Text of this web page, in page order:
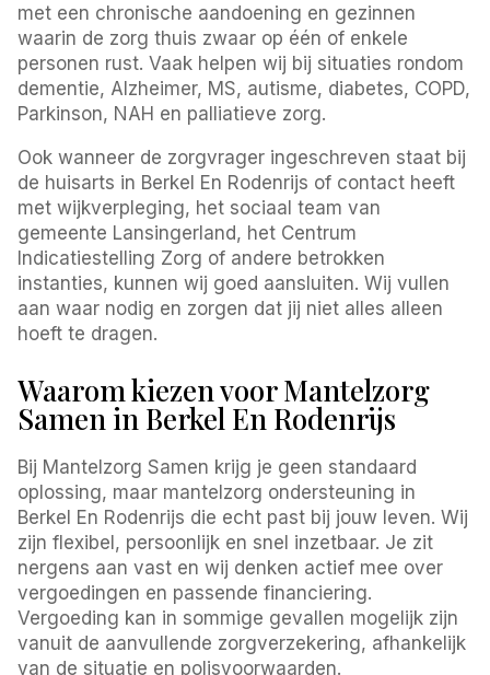
met een chronische aandoening en gezinnen
waarin de zorg thuis zwaar op één of enkele
personen rust. Vaak helpen wij bij situaties rondom
dementie, Alzheimer, MS, autisme, diabetes, COPD,
Parkinson, NAH en palliatieve zorg.
Ook wanneer de zorgvrager ingeschreven staat bij
de huisarts in Berkel En Rodenrijs of contact heeft
met wijkverpleging, het sociaal team van
gemeente Lansingerland, het Centrum
Indicatiestelling Zorg of andere betrokken
instanties, kunnen wij goed aansluiten. Wij vullen
aan waar nodig en zorgen dat jij niet alles alleen
hoeft te dragen.
Waarom kiezen voor Mantelzorg
Samen in Berkel En Rodenrijs
Bij Mantelzorg Samen krijg je geen standaard
oplossing, maar mantelzorg ondersteuning in
Berkel En Rodenrijs die echt past bij jouw leven. Wij
zijn flexibel, persoonlijk en snel inzetbaar. Je zit
nergens aan vast en wij denken actief mee over
vergoedingen en passende financiering.
Vergoeding kan in sommige gevallen mogelijk zijn
vanuit de aanvullende zorgverzekering, afhankelijk
van de situatie en polisvoorwaarden.